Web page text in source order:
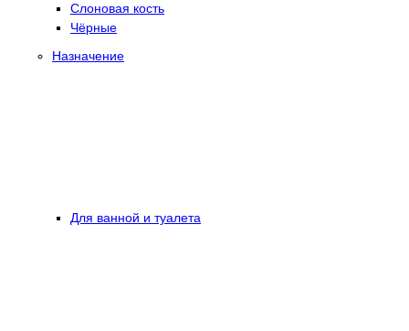
Слоновая кость
Чёрные
Назначение
Для ванной и туалета